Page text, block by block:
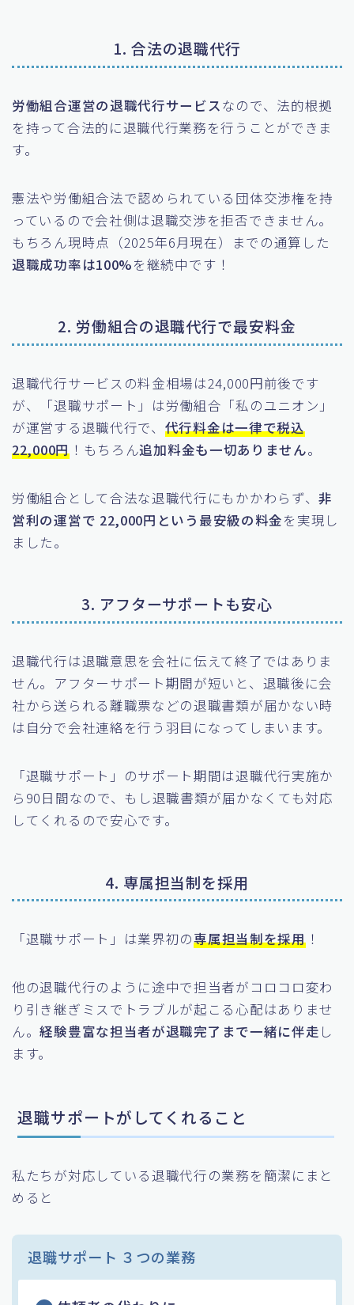
1. 合法の退職代行
労働組合運営の退職代行サービスなので、法的根拠
を持って合法的に退職代行業務を行うことができま
す。
憲法や労働組合法で認められている団体交渉権を持
っているので会社側は退職交渉を拒否できません。
もちろん現時点（2025年6月現在）までの通算した
退職成功率は100%を継続中です！
2. 労働組合の退職代行で最安料金
退職代行サービスの料金相場は24,000円前後です
が、「退職サポート」は労働組合「私のユニオン」
が運営する退職代行で、 代行料金は一律で税込
22,000円！もちろん追加料金も一切ありません。
労働組合として合法な退職代行にもかかわらず、非
営利の運営で 22,000円という最安級の料金を実現し
ました。
3. アフターサポートも安心
退職代行は退職意思を会社に伝えて終了ではありま
せん。アフターサポート期間が短いと、退職後に会
社から送られる離職票などの退職書類が届かない時
は自分で会社連絡を行う羽目になってしまいます。
「退職サポート」のサポート期間は退職代行実施か
ら90日間なので、もし退職書類が届かなくても対応
してくれるので安心です。
4. 専属担当制を採用
「退職サポート」は業界初の専属担当制を採用！
他の退職代行のように途中で担当者がコロコロ変わ
り引き継ぎミスでトラブルが起こる心配はありませ
ん。経験豊富な担当者が退職完了まで一緒に伴走 し
ます。
退職サポートがしてくれること
私たちが対応している退職代行の業務を簡潔にまと
めると
退職サポート ３つの業務